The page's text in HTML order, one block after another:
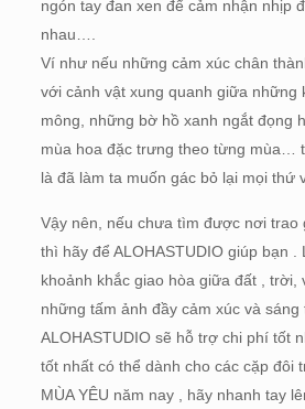
ngón tay đan xen để cảm nhận nhịp
nhau….
Ví như nếu những cảm xúc chân
với cảnh vật xung quanh giữa những
mông, những bờ hồ xanh ngắt đọng
mùa hoa đặc trưng theo từng mùa…
là đã làm ta muốn gác bỏ lại mọi
Vậy nên, nếu chưa tìm được nơi trao
thì hãy để ALOHASTUDIO giúp bạn .
khoảnh khắc giao hòa giữa đất , trời,
những tấm ảnh đầy cảm xúc và sáng
ALOHASTUDIO sẽ hỗ trợ chi phí tốt
tốt nhất có thể dành cho các cặp đôi
MÙA YÊU năm nay , hãy nhanh tay